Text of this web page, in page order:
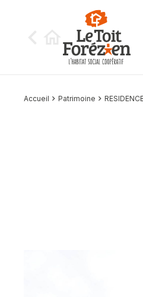
Accueil Patrimoine